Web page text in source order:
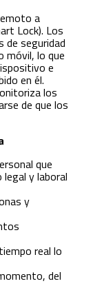
a
Lock). Los
de seguridad
móvil, lo que
e
en él.
los
de que los
que
y laboral
y
real lo
del